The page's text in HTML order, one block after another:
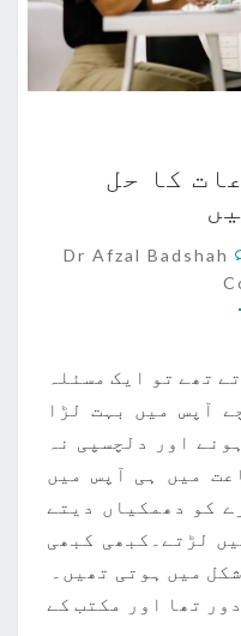
کا حل
Dr Afzal Badshah
تھے تو ایک مسئلہ
آپس میں بہت لڑا
اور دلچسپی نہ
میں ہی آپس میں
کو دھمکیاں دیتے
لڑتے۔کبھی کبھی
میں ہوتی تھیں۔
تھا اور مکتب کے